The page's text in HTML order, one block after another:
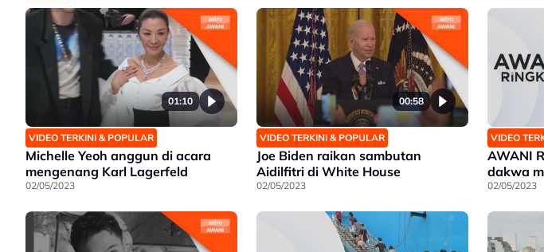
01:10
VIDEO TERKINI & POPULAR
Michelle Yeoh anggun di acara
mengenang Karl Lagerfeld
02/05/2023
00:58
VIDEO TERKINI & POPULAR
Joe Biden raikan sambutan
Aidilfitri di White House
02/05/2023
VIDEO
AWANI
dakwa
02/05/2023